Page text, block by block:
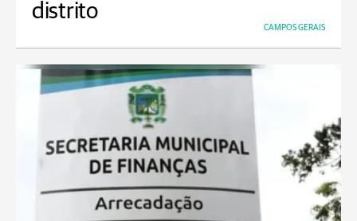
distrito
CAMPOS GERAIS